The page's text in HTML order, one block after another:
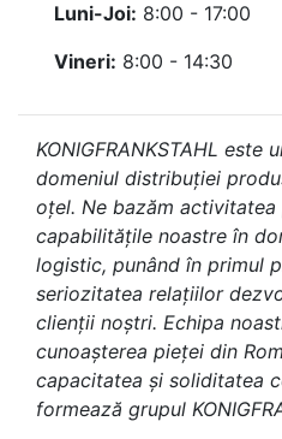
Luni-Joi: 8:00 - 17:00
Vineri: 8:00 - 14:30
KONIGFRANKSTAHL este
domeniul distribuției
oțel. Ne bazăm
capabilitățile noastre în
logistic, punând în primul
seriozitatea relațiilor
clienții noștri. Echipa
cunoașterea pieței din
capacitatea și soliditatea
formează grupul